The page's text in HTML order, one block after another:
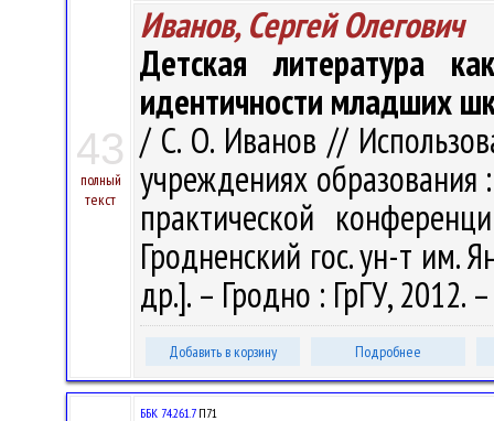
43
полный
текст
Иванов, Сергей Олегович
Детская литература
идентичности младших
/ С. О. Иванов //
учреждениях
практической
Гродненский гос. ун-т им.
др.]. – Гродно : ГрГУ, 2012.
Добавить в корзину Подробнее
ББК 74.261.7П71